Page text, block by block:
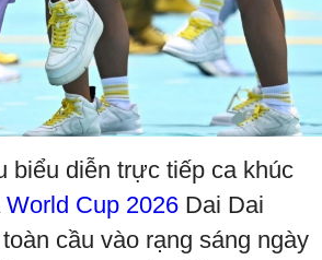
biểu diễn trực tiếp ca khúc
World Cup 2026 Dai Dai
cầu vào rạng sáng ngày